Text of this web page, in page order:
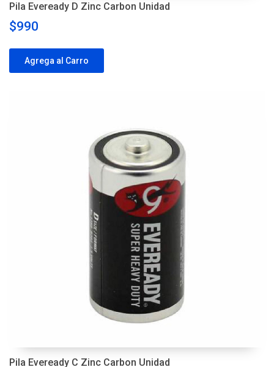
Pila Eveready D Zinc Carbon Unidad
$990
Agrega al Carro
Pila Eveready C Zinc Carbon Unidad